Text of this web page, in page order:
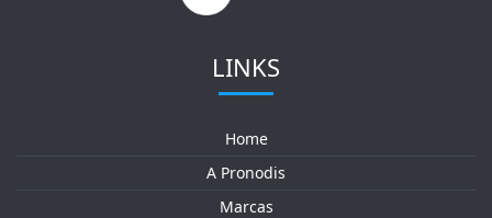
LINKS
Home
A Pronodis
Marcas